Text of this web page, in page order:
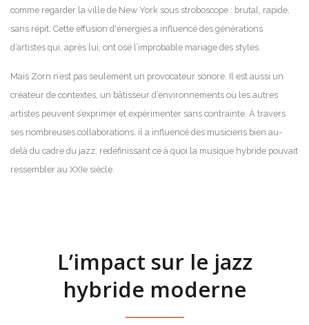
comme regarder la ville de New York sous stroboscope : brutal, rapide,
sans répit. Cette effusion d'énergies a influencé des générations
d’artistes qui, après lui, ont osé l’improbable mariage des styles.
Mais Zorn n’est pas seulement un provocateur sonore. Il est aussi un
créateur de contextes, un bâtisseur d’environnements où les autres
artistes peuvent s’exprimer et expérimenter sans contrainte. À travers
ses nombreuses collaborations, il a influencé des musiciens bien au-
delà du cadre du jazz, redéfinissant ce à quoi la musique hybride pouvait
ressembler au XXIe siècle.
L’impact sur le jazz
hybride moderne